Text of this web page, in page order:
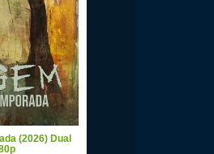
(2026) Dual